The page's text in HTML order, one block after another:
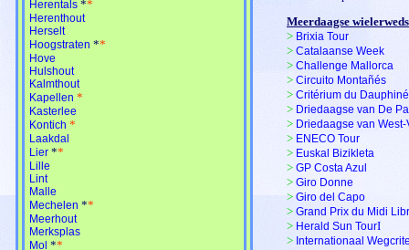
Herentals **
Herenthout
Herselt
Hoogstraten **
Hove
Hulshout
Kalmthout
Kapellen *
Kasterlee
Kontich *
Laakdal
Lier **
Lille
Lint
Malle
Mechelen **
Meerhout
Merksplas
Mol **
Meerdaagse
> Brixia Tour
> Catalaanse Week
> Challenge Mallorca
> Circuito Montañés
> Critérium du
> Driedaagse van De
> Driedaagse van
> ENECO Tour
> Euskal Bizikleta
> GP Costa Azul
> Giro Donne
> Giro del Capo
> Grand Prix du Midi
> Herald Sun TourI
> Internationaal